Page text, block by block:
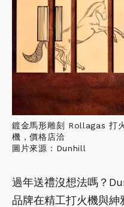
鍍金馬形雕刻 Rollagas 打
機，價格店洽
圖片來源：Dunhill
過年送禮沒想法嗎？
品牌在精工打火機與